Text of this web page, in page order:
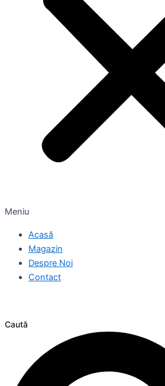
Meniu
Acasă
Magazin
Despre Noi
Contact
Caută